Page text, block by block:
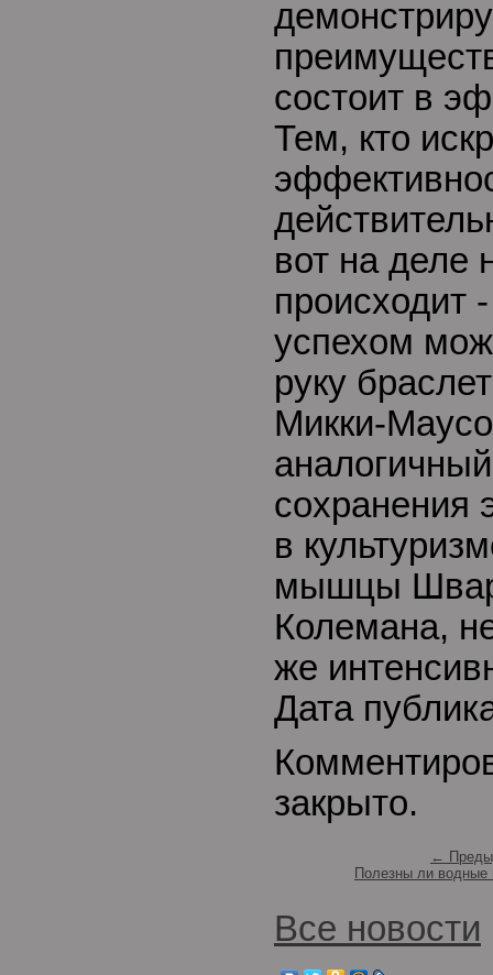
состоит в
Тем, кто
вот на деле
происходит
успехом
руку
Микки-
сохранения
в
мышцы
Колемана,
же
Дата
закрыто.
←
Полезны ли водные
Все новости